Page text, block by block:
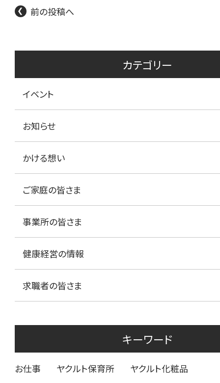
前の投稿へ
カテゴリー
イベント
お知らせ
かける想い
ご家庭の皆さま
事業所の皆さま
健康経営の情報
求職者の皆さま
キーワード
お仕事 ヤクルト保育所 ヤクルト化粧品